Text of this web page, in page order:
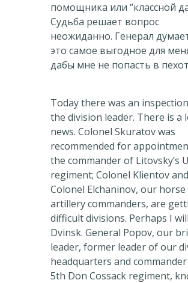
помощника или “классной
Судьба решает вопрос
неожиданно. Генерал
это самое выгодное для
дабы мне не попасть в
Today there was an
the division leader. There is a
news. Colonel Skuratov was
recommended for
the commander of Litovsky’s
regiment; Colonel Klientov and
Colonel Elchaninov, our horse
artillery commanders, are
difficult divisions. Perhaps I
Dvinsk. General Popov, our
leader, former leader of our
headquarters and
5th Don Cossack regiment,